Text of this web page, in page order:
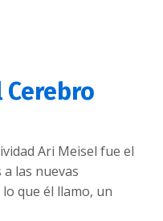
Cerebro
Ari Meisel fue el
las nuevas
que él llamo, un